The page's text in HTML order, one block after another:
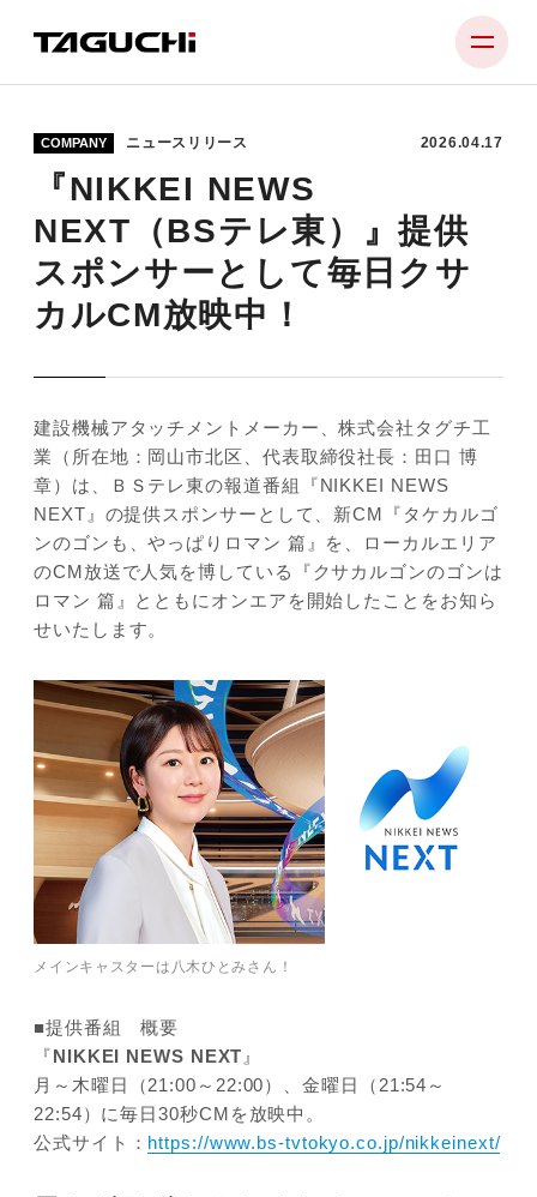
PRODUCT
COMPANY
NEWS
SUPPORT
RECRUIT
CONTACT
COMPANY ニュースリリース 2026.04.17
『NIKKEI NEWS
NEXT（BSテレ東）』提供
スポンサーとして毎日クサ
カルCM放映中！
建設機械アタッチメントメーカー、株式会社タグチ工
業（所在地：岡山市北区、代表取締役社長：田口 博
章）は、ＢＳテレ東の報道番組『NIKKEI NEWS
NEXT』の提供スポンサーとして、新CM『タケカルゴ
ンのゴンも、やっぱりロマン 篇』を、ローカルエリア
のCM放送で人気を博している『クサカルゴンのゴンは
ロマン 篇』とともにオンエアを開始したことをお知ら
せいたします。
メインキャスターは八木ひとみさん！
■提供番組 概要
『NIKKEI NEWS NEXT』
月～木曜日（21:00～22:00）、金曜日（21:54～
22:54）に毎日30秒CMを放映中。
公式サイト： https://www.bs-tvtokyo.co.jp/nikkeinext/